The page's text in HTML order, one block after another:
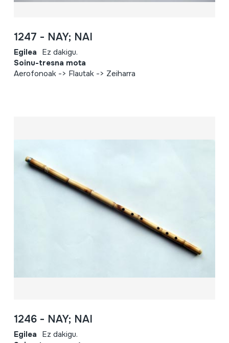
1247 - NAY; NAI
Egilea Ez dakigu.
Soinu-tresna mota
Aerofonoak -> Flautak -> Zeiharra
1246 - NAY; NAI
Egilea Ez dakigu.